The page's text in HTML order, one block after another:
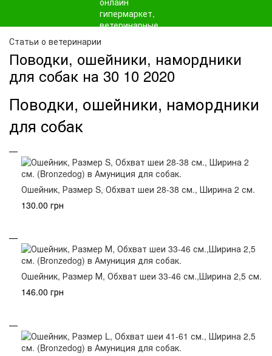
Статьи о ветеринарии
Поводки, ошейники, намордники
для собак на 30 10 2020
Поводки, ошейники, намордники
для собак
Ошейник, Размер S, Обхват шеи 28-38 см., Ширина 2 см.
130.00 грн
Ошейник, Размер М, Обхват шеи 33-46 см.,Ширина 2,5 см.
146.00 грн